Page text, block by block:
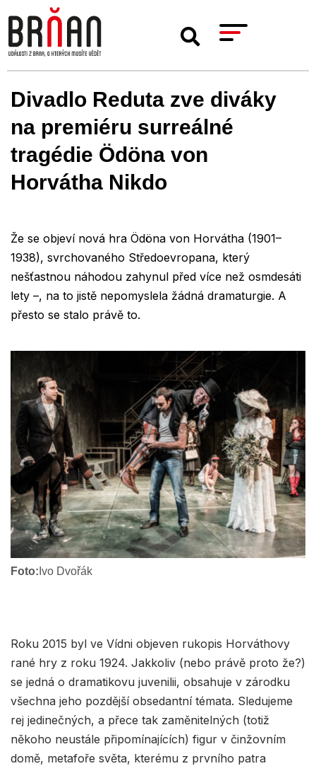
Divadlo Reduta zve diváky
na premiéru surreálné
tragédie Ödöna von
Horvátha Nikdo
Že se objeví nová hra Ödöna von Horvátha (1901–
1938), svrchovaného Středoevropana, který
nešťastnou náhodou zahynul před více než osmdesáti
lety –, na to jistě nepomyslela žádná dramaturgie. A
přesto se stalo právě to.
Foto: Ivo Dvořák
Roku 2015 byl ve Vídni objeven rukopis Horváthovy
rané hry z roku 1924. Jakkoliv (nebo právě proto že?)
se jedná o dramatikovu juvenilii, obsahuje v zárodku
všechna jeho pozdější obsedantní témata. Sledujeme
rej jedinečných, a přece tak zaměnitelných (totiž
někoho neustále připomínajících) figur v činžovním
domě, metafoře světa, kterému z prvního patra